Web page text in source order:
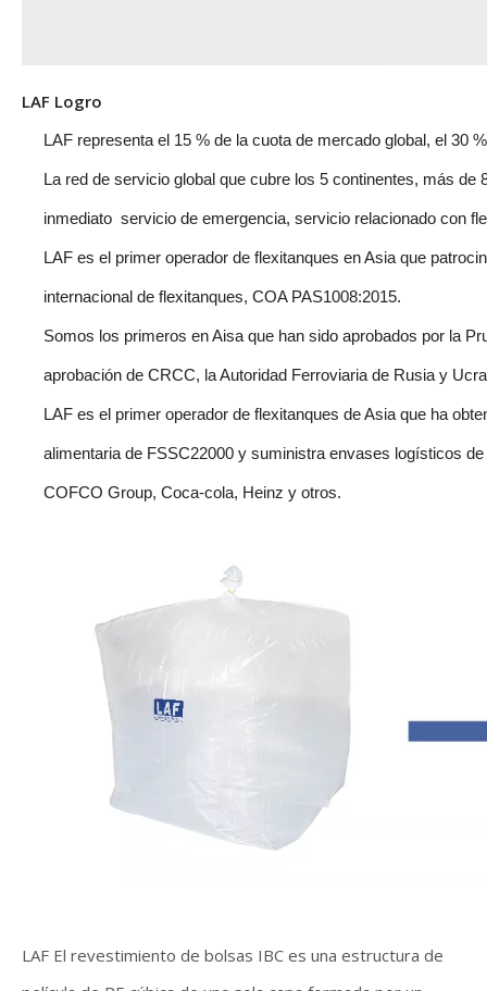
LAF Logro
LAF representa el 15 % de la cuota de mercado global, el 30
La red de servicio global que cubre los 5 continentes, más
inmediato servicio de emergencia, servicio relacionado con
LAF es el primer operador de flexitanques en Asia que
internacional de flexitanques, COA PAS1008:2015.
Somos los primeros en Aisa que han sido aprobados por la
aprobación de CRCC, la Autoridad Ferroviaria de Rusia y
LAF es el primer operador de flexitanques de Asia que ha
alimentaria de FSSC22000 y suministra envases logísticos
COFCO Group, Coca-cola, Heinz y otros.
LAF El revestimiento de bolsas IBC es una estructura de